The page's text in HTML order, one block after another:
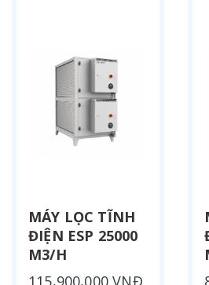
MÁY LỌC TĨNH
ĐIỆN ESP 25000
M3/H